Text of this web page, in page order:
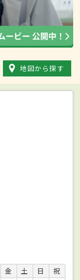
地図から探す
金 土 日
祝